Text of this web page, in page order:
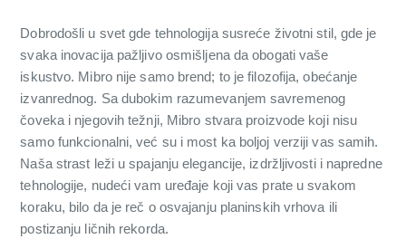
Dobrodošli u svet gde tehnologija susreće životni stil, gde je
svaka inovacija pažljivo osmišljena da obogati vaše
iskustvo. Mibro nije samo brend; to je filozofija, obećanje
izvanrednog. Sa dubokim razumevanjem savremenog
čoveka i njegovih težnji, Mibro stvara proizvode koji nisu
samo funkcionalni, već su i most ka boljoj verziji vas samih.
Naša strast leži u spajanju elegancije, izdržljivosti i napredne
tehnologije, nudeći vam uređaje koji vas prate u svakom
koraku, bilo da je reč o osvajanju planinskih vrhova ili
postizanju ličnih rekorda.